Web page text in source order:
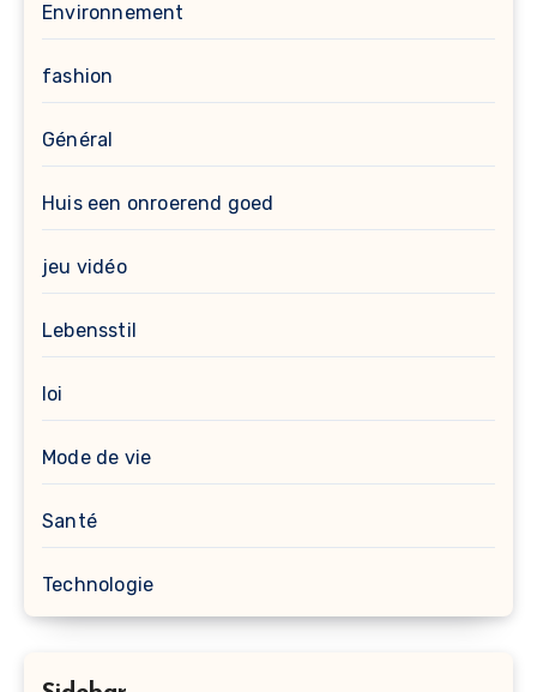
Environnement
fashion
Général
Huis een onroerend goed
jeu vidéo
Lebensstil
loi
Mode de vie
Santé
Technologie